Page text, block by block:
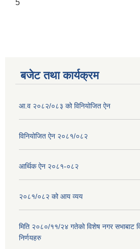
5
बजेट तथा कार्यक्रम
आ.व २०८२/०८३ को विनियोजित ऐन
विनियोजित ऐन २०८१/०८२
आर्थिक ऐन २०८१-०८२
२०८१/०८२ को आय व्यय
मिति २०८०/११/२४ गतेको विशेष नगर सभाबाट
निर्णयहरु